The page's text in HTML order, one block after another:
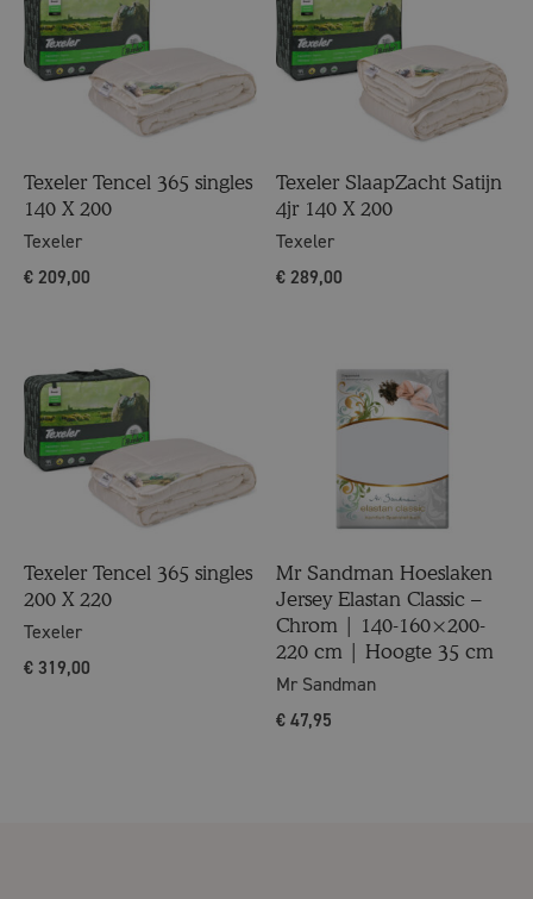
Texeler Tencel 365 singles
140 X 200
Texeler
€ 209,00
Texeler SlaapZacht Satijn
4jr 140 X 200
Texeler
€ 289,00
Texeler Tencel 365 singles
200 X 220
Texeler
€ 319,00
Mr Sandman Hoeslaken
Jersey Elastan Classic –
Chrom | 140-160×200-
220 cm | Hoogte 35 cm
Mr Sandman
€ 47,95